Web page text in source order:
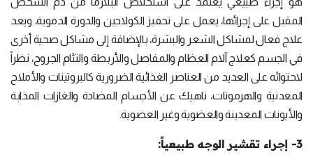
المقبل على إجرائها، يعمل على تحفيز الكولاجين والدورة الدموية، ويعد
علاج فعال لمشاكل الشعر والبشرة، بالإضافة إلى مشاكل صحية أخرى
في الجسم كعلاج آلام العظام والمفاصل والأربطة والتئام الجروح، نظراً
لاحتوائه على العديد من العناصر الغذائية الضرورية كالبروتينات والأملاح
المعدنية والهرمونات، ناهيك عن الأجسام المضادة والغازات المذابة
والأيونات المعدينة والعضوية وغير العضوية.
3- إجراء تقشير الوجه طبيعياً: